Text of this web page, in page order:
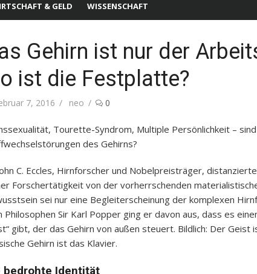
& GELD WISSENSCHAFT
Gehirn ist nur der
ist die Festplatte?
7, 2016 Author
neo 0
Tourette-Syndrom, Multiple Persönlichkeit –
des Gehirns?
C. Eccles, Hirnforscher und Nobelpreisträger,
Forschertätigkeit von der vorherrschenden
sei nur eine Begleiterscheinung der komplexen
Philosophen Sir Karl Popper ging er davon aus, dass es
gibt, der das Gehirn von außen steuert. Bildlich: Der Geist
Gehirn ist das Klavier.
bedrohte Identität